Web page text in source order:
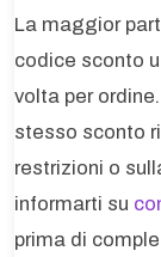
La maggior
codice sconto
volta per
stesso sconto
restrizioni o
informarti su
prima di